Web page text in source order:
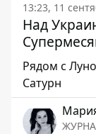
13:23, 11
Над
Рядом с
Сатурн